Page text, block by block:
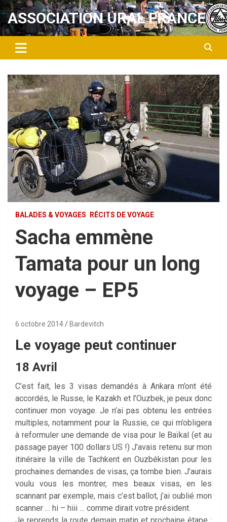
Aller
au
contenu
ASSOCIATION URAL FRANCE
BALADES & VOYAGES RÉCITS DE VOYAGE
Sacha emmène
Tamata pour un long
voyage – EP5
6 octobre 2014 Bardevitch
Le voyage peut continuer
18 Avril
C’est fait, les 3 visas demandés à Ankara m’ont été
accordés, le Russe, le Kazakh et l’Ouzbek, je peux donc
continuer mon voyage. Je n’ai pas obtenu les entrées
multiples, notamment pour la Russie, ce qui m’obligera
à reformuler une demande de visa pour le Baïkal (et au
passage payer 100 dollars US !) J’avais retenu sur mon
itinéraire la ville de Tachkent en Ouzbékistan pour les
prochaines demandes de visas, ça tombe bien. J’aurais
voulu vous les montrer, mes beaux visas, en les
scannant par exemple, mais c’est ballot, j’ai oublié mon
scanner … hi – hiii … comme dirait votre président.